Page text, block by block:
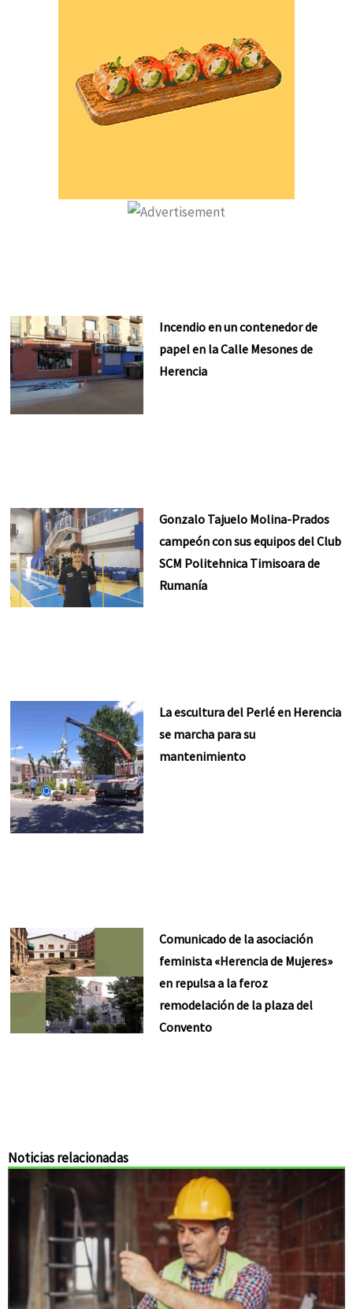
Incendio en un contenedor de
papel en la Calle Mesones de
Herencia
Gonzalo Tajuelo Molina-Prados
campeón con sus equipos del Club
SCM Politehnica Timisoara de
Rumanía
La escultura del Perlé en Herencia
se marcha para su
mantenimiento
Comunicado de la asociación
feminista «Herencia de Mujeres»
en repulsa a la feroz
remodelación de la plaza del
Convento
Noticias relacionadas